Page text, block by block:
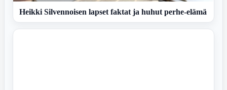
Heikki Silvennoisen lapset faktat ja huhut perhe-elämä